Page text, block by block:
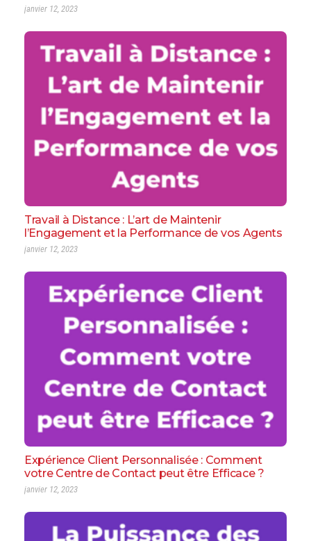
janvier 12, 2023
Travail à Distance : L’art de Maintenir
l’Engagement et la Performance de vos Agents
janvier 12, 2023
Expérience Client Personnalisée : Comment
votre Centre de Contact peut être Efficace ?
janvier 12, 2023